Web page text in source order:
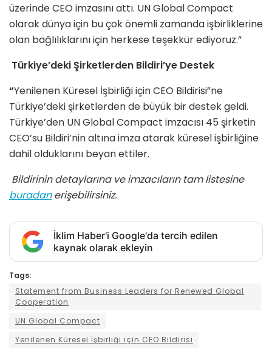
üzerinde CEO imzasını attı. UN Global Compact
olarak dünya için bu çok önemli zamanda işbirliklerine
olan bağlılıklarını için herkese teşekkür ediyoruz.”
Türkiye’deki Şirketlerden Bildiri’ye Destek
“Yenilenen Küresel İşbirliği için CEO Bildirisi”ne
Türkiye’deki şirketlerden de büyük bir destek geldi.
Türkiye’den UN Global Compact imzacısı 45 şirketin
CEO’su Bildiri’nin altına imza atarak küresel işbirliğine
dahil olduklarını beyan ettiler.
Bildirinin detaylarına ve imzacıların tam listesine
buradanerişebilirsiniz.
İklim Haber'i Google'da tercih edilen
kaynak olarak ekleyin
Tags:
Statement from Business Leaders for Renewed Global
Cooperation
UN Global Compact
Yenilenen Küresel İşbirliği için CEO Bildirisi